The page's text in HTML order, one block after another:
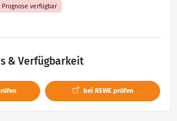
Prognose verfügbar
& Verfügbarkeit
bei REWE prüfen